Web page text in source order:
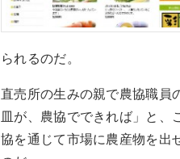
られるのだ。
直売所の生みの親で農協職員
皿が、農協でできれば」と、
協を通じて市場に農産物を出